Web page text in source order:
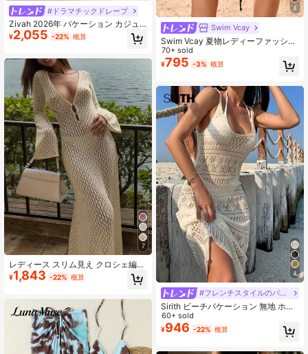
#ドラマチックドレープ
Zivah 2026年 バケーション カジュ
アル ビーチ エレガントシャツ + パン
ツ カバーアップセット
¥2,055 -22% 概算
7
レディース スリム見え クロシェ編み
透かしデザイン Vネック バックレス
マキシワンピース ホワイト バケーシ
¥1,843 -22% 概算
4
Swim Vcay
Swim Vcay 夏物レディーファッショ
ン レース フローラルプリント スカ
ートオーバードレス 夏用
70+ sold
¥795 -3% 概算
4
#フレンチスタイルのバケーションドレス
Sirith ビーチバケーション 無地 ホロ
ウアウト ニットカバーアップドレス
60+ sold
¥946 -22% 概算